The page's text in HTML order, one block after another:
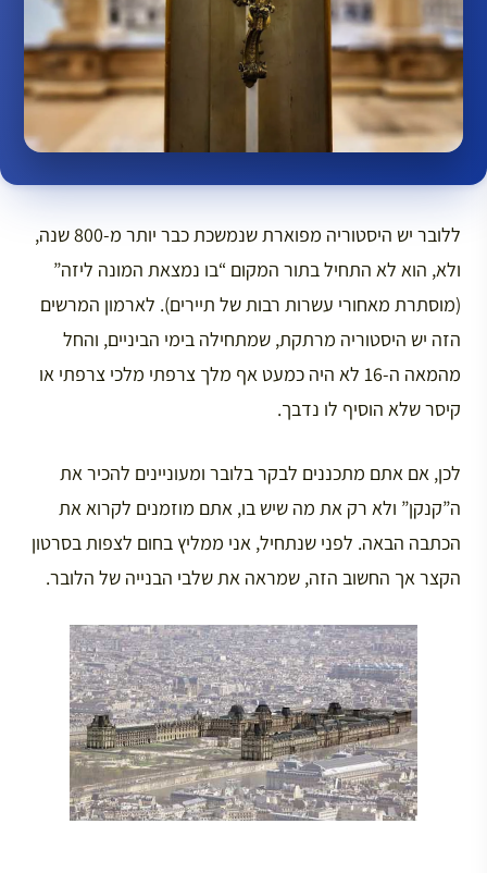
ללובר יש היסטוריה מפוארת שנמשכת כבר יותר מ-800 שנה,
ולא, הוא לא התחיל בתור המקום “בו נמצאת המונה ליזה”
(מוסתרת מאחורי עשרות רבות של תיירים). לארמון המרשים
הזה יש היסטוריה מרתקת, שמתחילה בימי הביניים, והחל
מהמאה ה-16 לא היה כמעט אף מלך צרפתי מלכי צרפתי או
קיסר שלא הוסיף לו נדבך.
לכן, אם אתם מתכננים לבקר בלובר ומעוניינים להכיר את
ה”קנקן” ולא רק את מה שיש בו, אתם מוזמנים לקרוא את
הכתבה הבאה. לפני שנתחיל, אני ממליץ בחום לצפות בסרטון
הקצר אך החשוב הזה, שמראה את שלבי הבנייה של הלובר.